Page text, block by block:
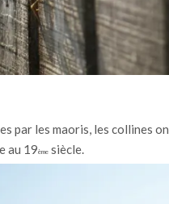
par les maoris, les collines
au 19ème siècle